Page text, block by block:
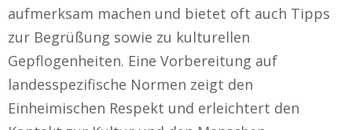
aufmerksam machen und bietet oft auch Tipps
zur Begrüßung sowie zu kulturellen
Gepflogenheiten. Eine Vorbereitung auf
landesspezifische Normen zeigt den
Einheimischen Respekt und erleichtert den